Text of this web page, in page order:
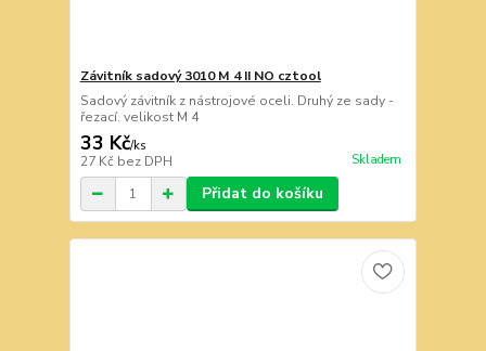
Závitník sadový 3010 M 4 II NO cztool
Sadový závitník z nástrojové oceli. Druhý ze sady -
řezací. velikost M 4
33 Kč/ks
27 Kč bez DPH Skladem
Přidat do košíku